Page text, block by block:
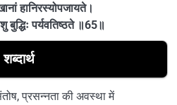
हानिरस्योपजायते।
बुद्धिः पर्यवतिष्ठते ॥65॥
शब्दार्थ
प्रसन्नता की अवस्था में